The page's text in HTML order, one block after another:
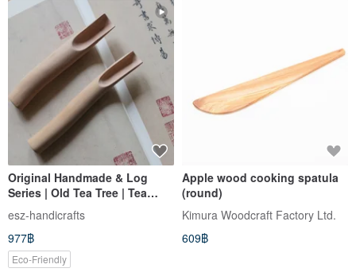
Original Handmade & Log
Series | Old Tea Tree | Tea
Spoon & Tea Set | One Item,
One Picture
esz-handicrafts
977฿
Eco-Friendly
Apple wood cooking spatula
(round)
Kimura Woodcraft Factory Ltd.
609฿